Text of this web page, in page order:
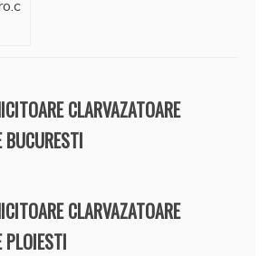
CLARVAZATOARE
CLARVAZATOARE